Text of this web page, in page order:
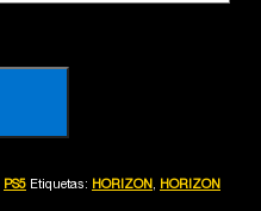
PS5 Etiquetas: HORIZON , HORIZON